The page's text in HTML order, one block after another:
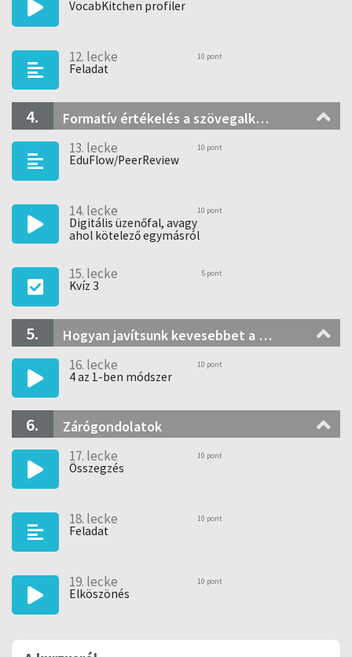
VocabKitchen profiler
12. lecke 10 pont
Feladat
4. Formatív értékelés a szövegalkotás során: Társértékelés fejlesztése
13. lecke 10 pont
EduFlow/PeerReview
14. lecke 10 pont
Digitális üzenőfal, avagy
ahol kötelező egymásról
15. lecke 5 pont
Kvíz 3
5. Hogyan javítsunk kevesebbet a nyelvórán?
16. lecke 10 pont
4 az 1-ben módszer
6. Zárógondolatok
17. lecke 10 pont
Összegzés
18. lecke 10 pont
Feladat
19. lecke 10 pont
Elköszönés